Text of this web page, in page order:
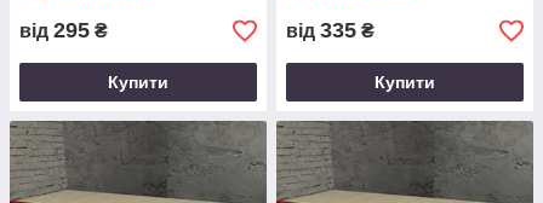
від 295 ₴
Купити
від 335 ₴
Купити